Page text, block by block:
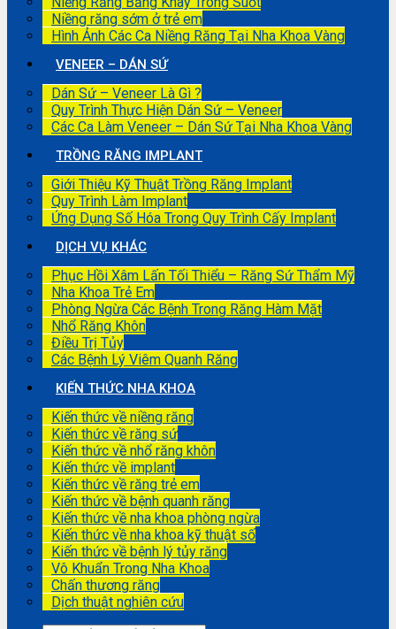
Niềng răng sớm ở trẻ em
Hình Ảnh Các Ca Niềng Răng Tại Nha Khoa Vàng
VENEER – DÁN SỨ
Dán Sứ – Veneer Là Gì ?
Quy Trình Thực Hiện Dán Sứ – Veneer
Các Ca Làm Veneer – Dán Sứ Tại Nha Khoa Vàng
TRỒNG RĂNG IMPLANT
Giới Thiệu Kỹ Thuật Trồng Răng Implant
Quy Trình Làm Implant
Ứng Dụng Số Hóa Trong Quy Trình Cấy Implant
DỊCH VỤ KHÁC
Phục Hồi Xâm Lấn Tối Thiểu – Răng Sứ Thẩm Mỹ
Nha Khoa Trẻ Em
Phòng Ngừa Các Bệnh Trong Răng Hàm Mặt
Nhổ Răng Khôn
Điều Trị Tủy
Các Bệnh Lý Viêm Quanh Răng
KIẾN THỨC NHA KHOA
Kiến thức về niềng răng
Kiến thức về răng sứ
Kiến thức về nhổ răng khôn
Kiến thức về implant
Kiến thức về răng trẻ em
Kiến thức về bệnh quanh răng
Kiến thức về nha khoa phòng ngừa
Kiến thức về nha khoa kỹ thuật số
Kiến thức về bệnh lý tủy răng
Vô Khuẩn Trong Nha Khoa
Chấn thương răng
Dịch thuật nghiên cứu